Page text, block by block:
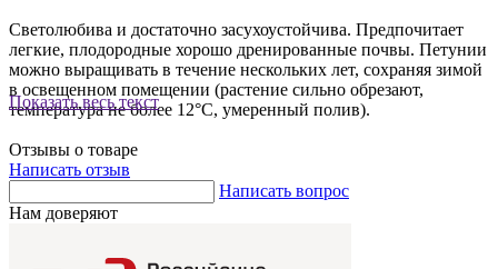
Показать весь текст
Светолюбива и достаточно засухоустойчива. Предпочитает
легкие, плодородные хорошо дренированные почвы. Петунии
можно выращивать в течение нескольких лет, сохраняя зимой
в освещенном помещении (растение сильно обрезают,
температура не более 12°С, умеренный полив).
Отзывы о товаре
Написать отзыв
Написать вопрос
Нам доверяют